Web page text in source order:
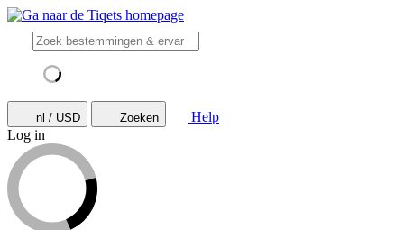
nl / USD Zoeken
Help
Log in